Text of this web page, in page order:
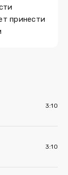
принести
3:10
3:10